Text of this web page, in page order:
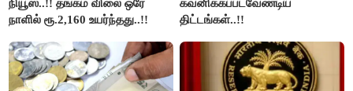
நியூஸ்..!! தங்கம் விலை ஒரே
நாளில் ரூ.2,160 உயர்ந்தது..!!
கவனிக்கப்படவேண்டிய
திட்டங்கள்..!!